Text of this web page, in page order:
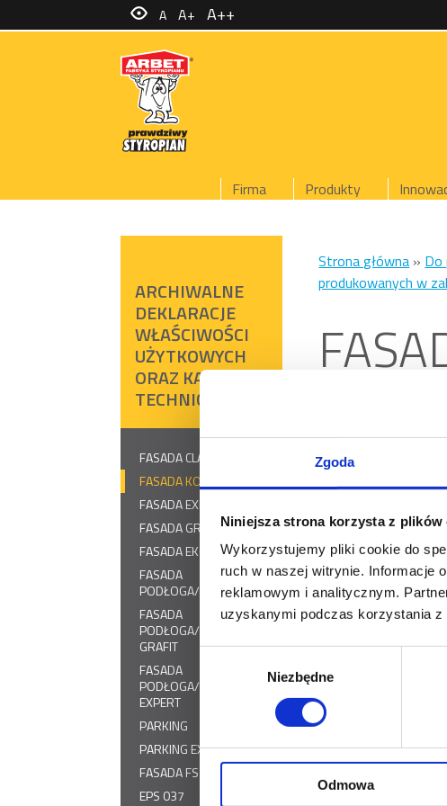
Zgoda
Niniejsza strona korzysta z plików
Wykorzystujemy pliki cookie do
ruch w naszej witrynie. Informacje
reklamowym i analitycznym.
uzyskanymi podczas korzystania z
Niezbędne
Odmowa
Firma Produkty
ARCHIWALNE
DEKLARACJE
WŁAŚCIWOŚCI
UŻYTKOWYCH
ORAZ KARTY
TECHNICZNE
FASADA CLASSIC
FASADA KOMFORT
FASADA EXPERT
FASADA GRAFIT
FASADA EKO GRAFIT
FASADA
PODŁOGA/DACH
FASADA
PODŁOGA/DACH
GRAFIT
FASADA
PODŁOGA/DACH
EXPERT
PARKING
PARKING EXPERT
FASADA FS 15
EPS 037
Strona główna » Do
produkowanych w
Pobierz kartę
A A+ A++